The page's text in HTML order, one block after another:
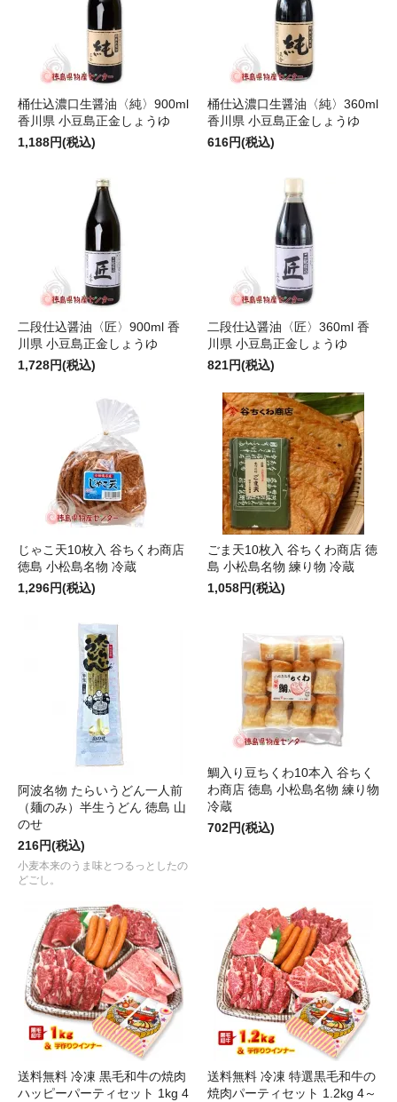
桶仕込濃口生醤油〈純〉900ml
香川県 小豆島正金しょうゆ
1,188円(税込)
桶仕込濃口生醤油〈純〉360ml
香川県 小豆島正金しょうゆ
616円(税込)
二段仕込醤油〈匠〉900ml 香
川県 小豆島正金しょうゆ
1,728円(税込)
二段仕込醤油〈匠〉360ml 香
川県 小豆島正金しょうゆ
821円(税込)
じゃこ天10枚入 谷ちくわ商店
徳島 小松島名物 冷蔵
1,296円(税込)
ごま天10枚入 谷ちくわ商店 徳
島 小松島名物 練り物 冷蔵
1,058円(税込)
阿波名物 たらいうどん一人前
（麺のみ）半生うどん 徳島 山
のせ
216円(税込)
小麦本来のうま味とつるっとしたの
どごし。
鯛入り豆ちくわ10本入 谷ちく
わ商店 徳島 小松島名物 練り物
冷蔵
702円(税込)
送料無料 冷凍 黒毛和牛の焼肉
ハッピーパーティセット 1kg 4
送料無料 冷凍 特選黒毛和牛の
焼肉パーティセット 1.2kg 4～